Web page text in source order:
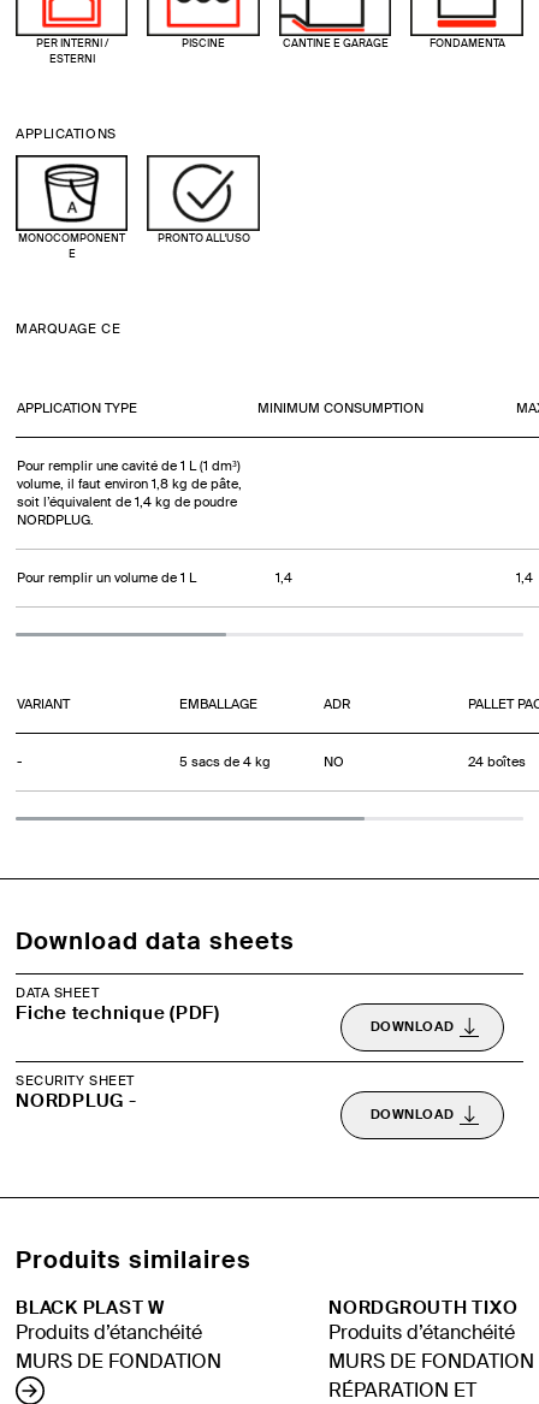
PER INTERNI /
ESTERNI
PISCINE CANTINE E GARAGE FONDAMENTA
APPLICATIONS
MONOCOMPONENT
E
PRONTO ALL'USO
MARQUAGE CE
APPLICATION TYPE MINIMUM CONSUMPTION
Pour remplir une cavité de 1 L (1 dm³)
volume, il faut environ 1,8 kg de pâte,
soit l’équivalent de 1,4 kg de poudre
NORDPLUG.
Pour remplir un volume de 1 L 1,4 1,4
VARIANT EMBALLAGE ADR PALLET
- 5 sacs de 4 kg NO 24 boîtes
Download data sheets
DATA SHEET
Fiche technique (PDF)
DOWNLOAD
SECURITY SHEET
NORDPLUG -
DOWNLOAD
Produits similaires
BLACK PLAST W
Produits d’étanchéité
MURS DE FONDATION
NORDGROUTH TIXO
Produits d’étanchéité
MURS DE FONDATION
RÉPARATION ET